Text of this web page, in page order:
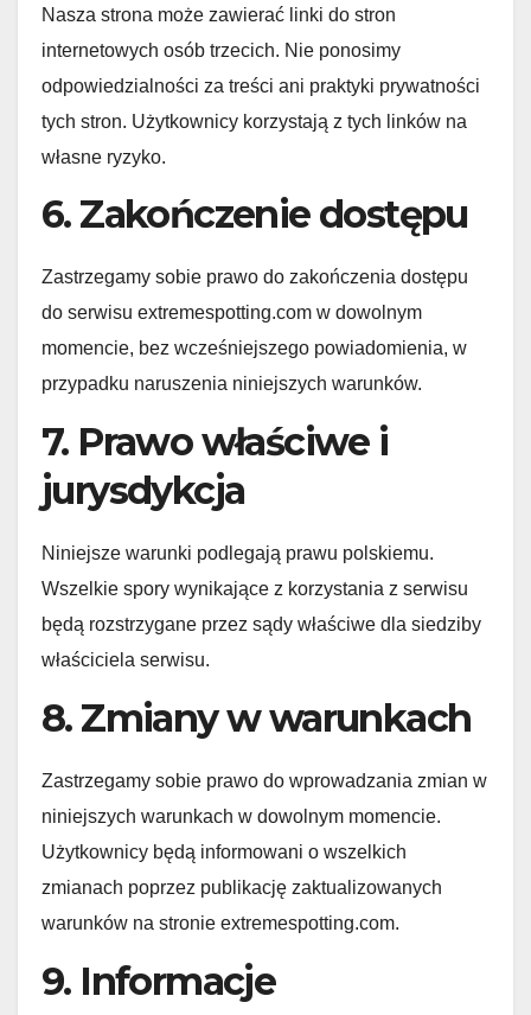
Nasza strona może zawierać linki do stron
internetowych osób trzecich. Nie ponosimy
odpowiedzialności za treści ani praktyki prywatności
tych stron. Użytkownicy korzystają z tych linków na
własne ryzyko.
6. Zakończenie dostępu
Zastrzegamy sobie prawo do zakończenia dostępu
do serwisu extremespotting.com w dowolnym
momencie, bez wcześniejszego powiadomienia, w
przypadku naruszenia niniejszych warunków.
7. Prawo właściwe i
jurysdykcja
Niniejsze warunki podlegają prawu polskiemu.
Wszelkie spory wynikające z korzystania z serwisu
będą rozstrzygane przez sądy właściwe dla siedziby
właściciela serwisu.
8. Zmiany w warunkach
Zastrzegamy sobie prawo do wprowadzania zmian w
niniejszych warunkach w dowolnym momencie.
Użytkownicy będą informowani o wszelkich
zmianach poprzez publikację zaktualizowanych
warunków na stronie extremespotting.com.
9. Informacje